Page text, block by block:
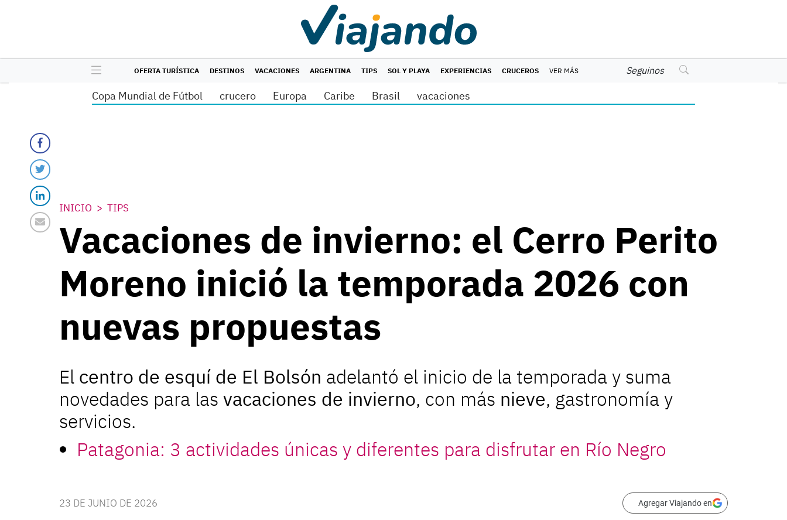
OFERTA TURÍSTICA DESTINOS VACACIONES ARGENTINA TIPS SOL Y PLAYA EXPERIENCIAS CRUCEROS VER MÁS Seguinos
Copa Mundial de Fútbol crucero Europa Caribe Brasil vacaciones
INICIO TIPS
Vacaciones de invierno: el Cerro Perito
Moreno inició la temporada 2026 con
nuevas propuestas
El centro de esquí de El Bolsón adelantó el inicio de la temporada y suma
novedades para las vacaciones de invierno, con más nieve, gastronomía y
servicios.
Patagonia: 3 actividades únicas y diferentes para disfrutar en Río Negro
23 DE JUNIO DE 2026 Agregar Viajando en